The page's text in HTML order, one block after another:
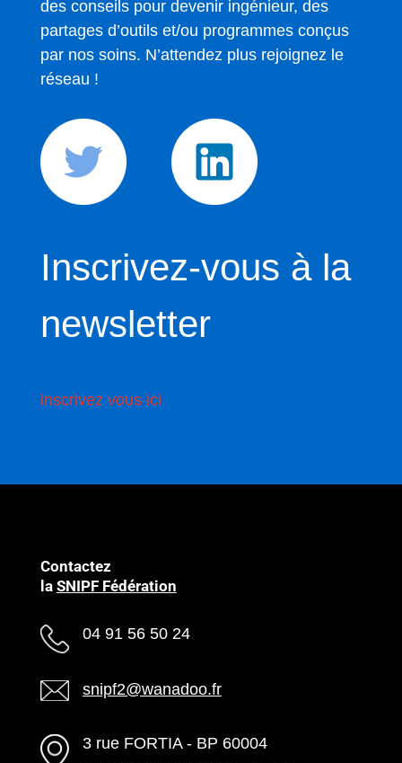
des conseils pour devenir ingénieur, des
partages d’outils et/ou programmes conçus
par nos soins. N’attendez plus rejoignez le
réseau !
Inscrivez-vous à la
newsletter
inscrivez vous ici
Contactez
la SNIPF Fédération
04 91 56 50 24
snipf2@wanadoo.fr
3 rue FORTIA - BP 60004